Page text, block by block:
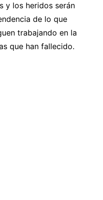
y los heridos serán
de lo que
trabajando en la
que han fallecido.